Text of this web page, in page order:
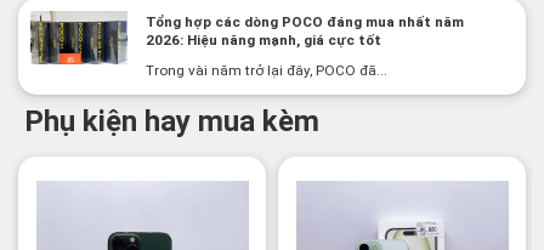
Tổng hợp các dòng POCO đáng mua nhất năm
2026: Hiệu năng mạnh, giá cực tốt
Trong vài năm trở lại đây, POCO đã...
Phụ kiện hay mua kèm